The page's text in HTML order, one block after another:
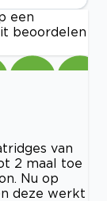
een
beoordelen
van
2 maal toe
Nu op
deze werkt